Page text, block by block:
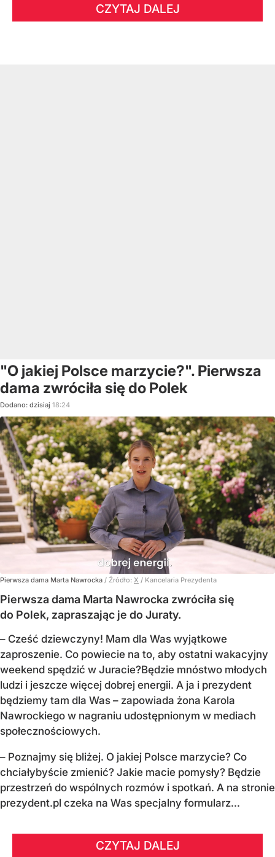
CZYTAJ DALEJ
"O jakiej Polsce marzycie?". Pierwsza
dama zwróciła się do Polek
Dodano: dzisiaj 18:24
Pierwsza dama Marta Nawrocka / Źródło: X / Kancelaria Prezydenta
Pierwsza dama Marta Nawrocka zwróciła się
do Polek, zapraszając je do Juraty.
– Cześć dziewczyny! Mam dla Was wyjątkowe
zaproszenie. Co powiecie na to, aby ostatni wakacyjny
weekend spędzić w Juracie?Będzie mnóstwo młodych
ludzi i jeszcze więcej dobrej energii. A ja i prezydent
będziemy tam dla Was – zapowiada żona Karola
Nawrockiego w nagraniu udostępnionym w mediach
społecznościowych.
– Poznajmy się bliżej. O jakiej Polsce marzycie? Co
chciałybyście zmienić? Jakie macie pomysły? Będzie
przestrzeń do wspólnych rozmów i spotkań. A na stronie
prezydent.pl czeka na Was specjalny formularz...
CZYTAJ DALEJ